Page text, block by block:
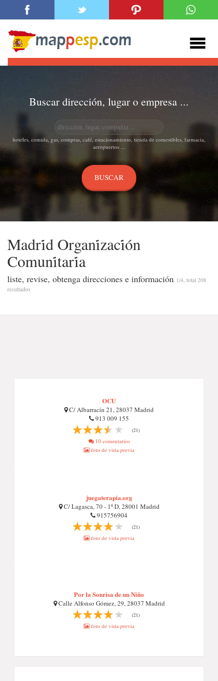
Buscar dirección, lugar o empresa ...
hoteles, comida, gas, compras, café, estacionamiento, tienda de comestibles, farmacia,
aeropuertos ...
Madri̇d Organi̇zaci̇ón
Comuni̇tari̇a
liste, revise, obtenga direcciones e información 1/4, total 208
resultados
OCU
C/ Albarracín 21, 28037 Madrid
913 009 155
(21)
10 comentarios
foto de vista previa
juegaterapia.org
C/ Lagasca, 70 - 1º D, 28001 Madrid
915756904
(21)
foto de vista previa
Por la Sonrisa de un Niño
Calle Alfonso Gómez, 29, 28037 Madrid
(21)
foto de vista previa